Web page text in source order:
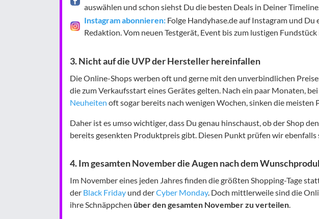
auswählen und schon siehst Du die besten Deals in Deiner Timeline.
Instagram abonnieren: Folge Handyhase.de auf Instagram und
Redaktion. Vom neuen Testgerät, Event bis zum lustigen
3. Nicht auf die UVP der Hersteller hereinfallen
Die Online-Shops werben oft und gerne mit den unverbindlichen
die zum Verkaufsstart eines Gerätes gelten. Nach ein paar Monaten,
Neuheiten oft sogar bereits nach wenigen Wochen, sinken die meisten
Daher ist es umso wichtiger, dass Du genau hinschaust, ob der Shop
bereits gesenkten Produktpreis gibt. Diesen Punkt prüfen wir ebenfalls
4. Im gesamten November die Augen nach dem
Im November eines jeden Jahres finden die größten Shopping-Tage
der Black Friday und derCyber Monday. Doch mittlerweile sind die
ihre Schnäppchen über den gesamten November zu verteilen